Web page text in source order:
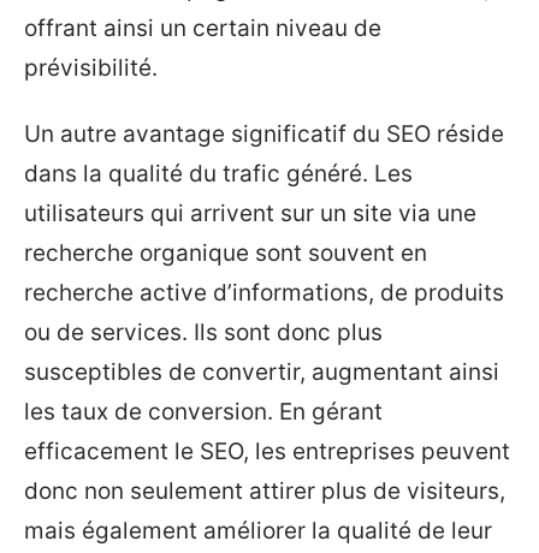
offrant ainsi un certain niveau de
prévisibilité.
Un autre avantage significatif du SEO réside
dans la qualité du trafic généré. Les
utilisateurs qui arrivent sur un site via une
recherche organique sont souvent en
recherche active d’informations, de produits
ou de services. Ils sont donc plus
susceptibles de convertir, augmentant ainsi
les taux de conversion. En gérant
efficacement le SEO, les entreprises peuvent
donc non seulement attirer plus de visiteurs,
mais également améliorer la qualité de leur